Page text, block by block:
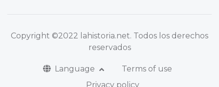
Copyright ©2022 lahistoria.net. Todos los derechos
reservados
Language
Terms of use
Privacy policy